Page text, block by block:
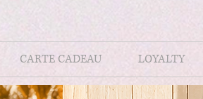
CARTE CADEAU LOYALTY